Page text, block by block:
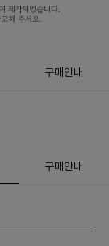
구매안내
구매안내